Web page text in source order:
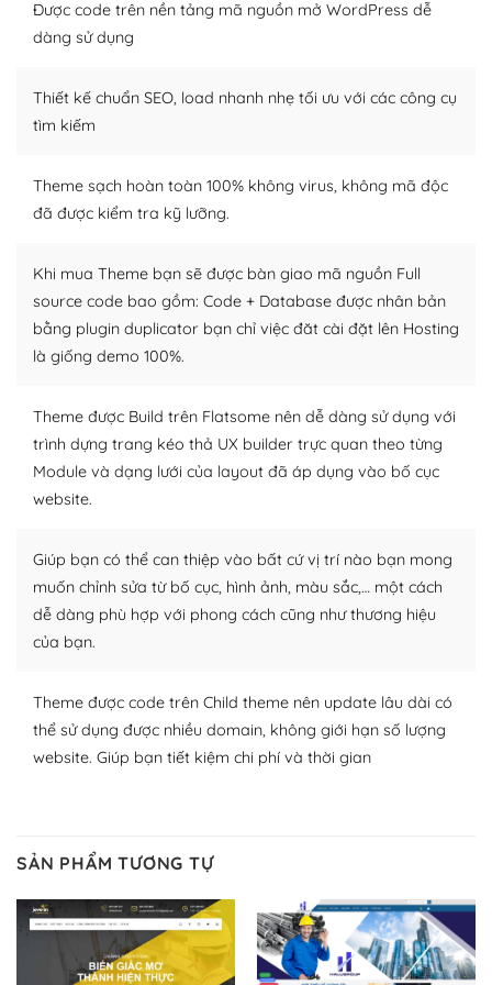
thiết kế tốt, bạn có thể tự sửa đổi. Nếu không bạn có thể
tìm kiếm chúng trên Internet hoặc nhờ chuyên gia.
– Sở hữu một cộng đồng lớn, sẵn sàng hỗ trợ
khổng lồ được kiểm duyệt bởi các nhân viên và những
người cuồng tín WordPress.
Nếu bạn gặp khó khăn, bạn có thể lên mạng và tìm
kiếm những cộng đồng WordPress, họ sẽ giúp bạn trả
lời, giải đáp vấn đề của bạn.
Cộng đồng sử dụng WordPress sẵn sàng hỗ trợ bạn
– Đa dạng plugin và themes
Plugin mở rộng là thành phần cài đặt thêm vào
WordPress để tăng thêm các tính năng cần thiết. Có
nhiều plugin trả phí hoặc miễn phí.
Nhờ lượng người dùng đông đảo, thư viện themes và
plugin của WordPress rất phong phú. Bạn có thể thỏa
thích chọn lựa plugin và themes phù hợp cho mục đích
lập website của mình.
– Dễ sử dụng
Với mọi Hosting bất kỳ thì WordPress đều có thể dễ
Và bạn có toàn quyền tự do khi quyết định nơi lưu trữ
trang web WordPress của bạn.
Dễ dàng lựa chọn Hosting cho website WordPress
Được code trên nền tảng mã nguồn mở WordPress dễ
dàng sử dụng
Thiết kế chuẩn SEO, load nhanh nhẹ tối ưu với các công cụ
tìm kiếm
Theme sạch hoàn toàn 100% không virus, không mã độc
đã được kiểm tra kỹ lưỡng.
Khi mua Theme bạn sẽ được bàn giao mã nguồn Full
source code bao gồm: Code + Database được nhân bản
bằng plugin duplicator bạn chỉ việc đăt cài đặt lên Hosting
là giống demo 100%.
Theme được Build trên Flatsome nên dễ dàng sử dụng với
trình dựng trang kéo thả UX builder trực quan theo từng
Module và dạng lưới của layout đã áp dụng vào bố cục
website.
Giúp bạn có thể can thiệp vào bất cứ vị trí nào bạn mong
muốn chỉnh sửa từ bố cục, hình ảnh, màu sắc,… một cách
dễ dàng phù hợp với phong cách cũng như thương hiệu
của bạn.
Theme được code trên Child theme nên update lâu dài có
thể sử dụng được nhiều domain, không giới hạn số lượng
website. Giúp bạn tiết kiệm chi phí và thời gian
SẢN PHẨM TƯƠNG TỰ